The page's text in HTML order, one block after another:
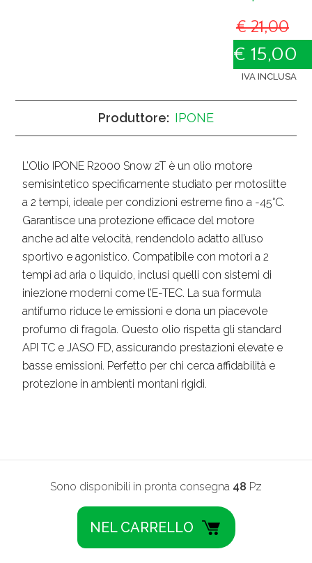
€ 21,00
€ 15,00
IVA INCLUSA
Produttore: IPONE
L’Olio IPONE R2000 Snow 2T è un olio motore
semisintetico specificamente studiato per motoslitte
a 2 tempi, ideale per condizioni estreme fino a -45°C.
Garantisce una protezione efficace del motore
anche ad alte velocità, rendendolo adatto all’uso
sportivo e agonistico. Compatibile con motori a 2
tempi ad aria o liquido, inclusi quelli con sistemi di
iniezione moderni come l’E-TEC. La sua formula
antifumo riduce le emissioni e dona un piacevole
profumo di fragola. Questo olio rispetta gli standard
API TC e JASO FD, assicurando prestazioni elevate e
basse emissioni. Perfetto per chi cerca affidabilità e
protezione in ambienti montani rigidi.
Sono disponibili in pronta consegna 48 Pz